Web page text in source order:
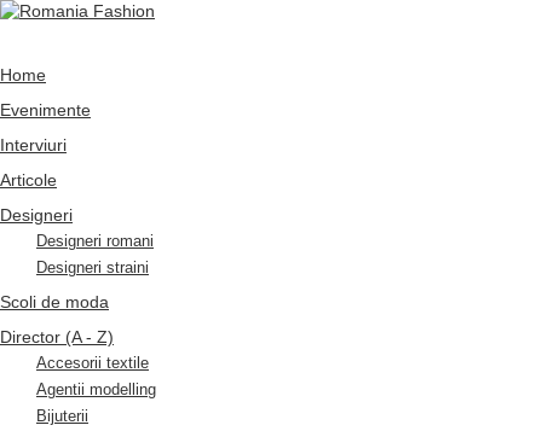
Home
Evenimente
Interviuri
Articole
Designeri
Designeri romani
Designeri straini
Scoli de moda
Director (A - Z)
Accesorii textile
Agentii modelling
Bijuterii